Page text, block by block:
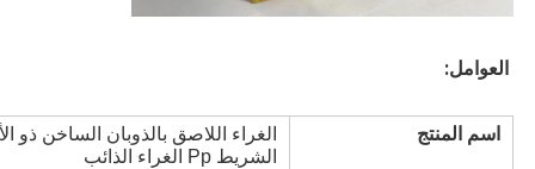
العوامل:
اسم المنتج
الشريط Pp الغراء الذائب